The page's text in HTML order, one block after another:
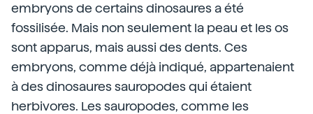
embryons de certains dinosaures a été
fossilisée. Mais non seulement la peau et les os
sont apparus, mais aussi des dents. Ces
embryons, comme déjà indiqué, appartenaient
à des dinosaures sauropodes qui étaient
herbivores. Les sauropodes, comme les